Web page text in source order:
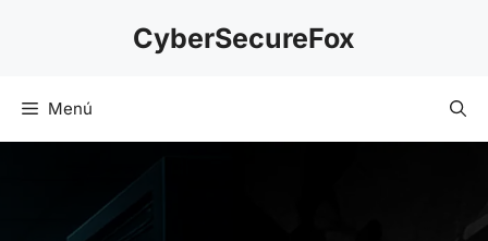
CyberSecureFox
Menú